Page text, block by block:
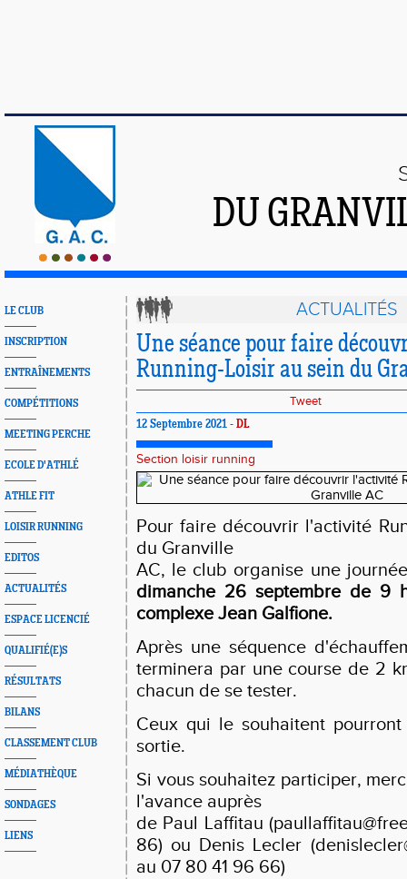
DU
LE CLUB
INSCRIPTION
ENTRAÎNEMENTS
COMPÉTITIONS
MEETING PERCHE
ECOLE D'ATHLÉ
ATHLE FIT
LOISIR RUNNING
EDITOS
ACTUALITÉS
ESPACE LICENCIÉ
QUALIFIÉ(E)S
RÉSULTATS
BILANS
CLASSEMENT CLUB
MÉDIATHÈQUE
SONDAGES
LIENS
ACTUALITÉS
Une séance pour faire
Running-Loisir au sein du
Tweet
12 Septembre 2021 - DL
Section loisir running
Pour faire découvrir l'activité
du Granville
AC, le club organise une
dimanche 26 septembre de 9
complexe Jean Galfione.
Après une séquence
terminera par une course de 2
chacun de se tester.
Ceux qui le souhaitent
sortie.
Si vous souhaitez participer,
l'avance auprès
de Paul Laffitau
86) ou Denis Lecler
au 07 80 41 96 66)